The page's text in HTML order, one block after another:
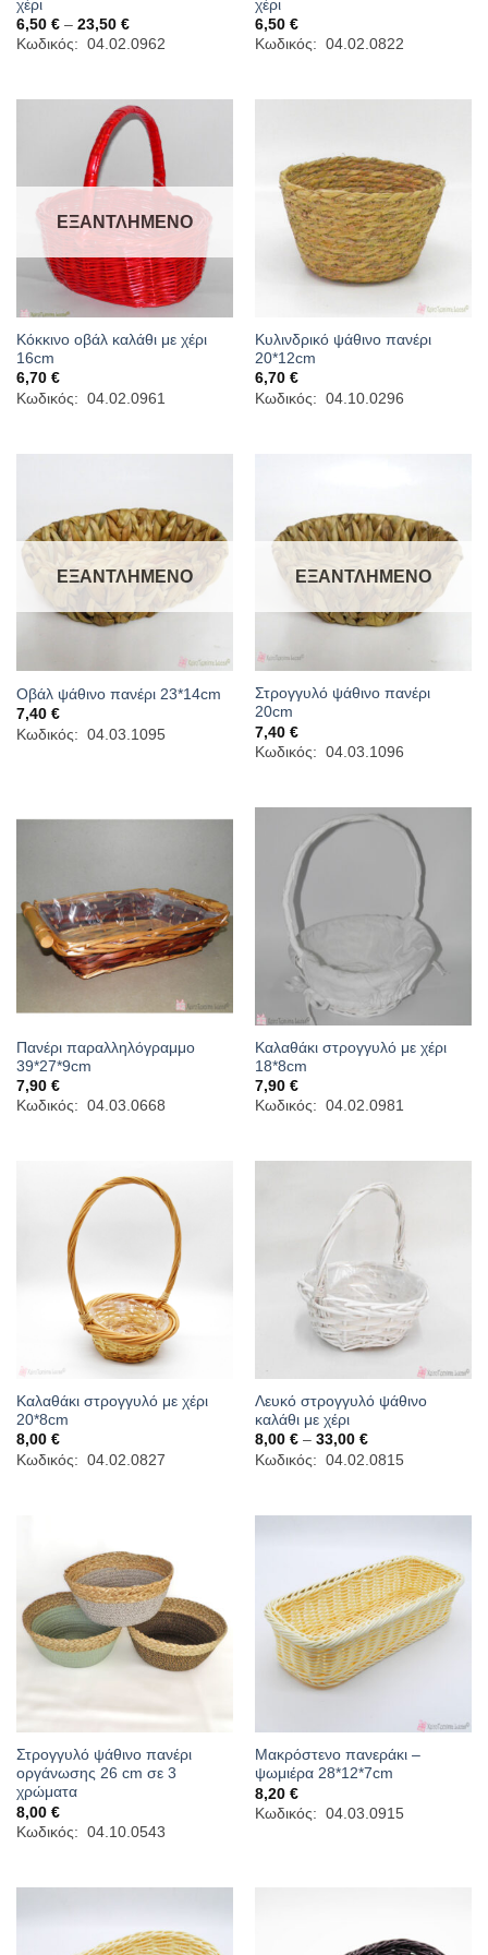
χέρι
6,50 € – 23,50 €Price
range:
6,50 €
Κωδικός: 04.02.0962
χέρι
6,50 €
Κωδικός: 04.02.0822
ΕΞΑΝΤΛΗΜΈΝΟ
Κόκκινο οβάλ καλάθι με χέρι
16cm
6,70 €
Κωδικός: 04.02.0961
Κυλινδρικό ψάθινο πανέρι
20*12cm
6,70 €
Κωδικός: 04.10.0296
ΕΞΑΝΤΛΗΜΈΝΟ
Οβάλ ψάθινο πανέρι 23*14cm
7,40 €
Κωδικός: 04.03.1095
ΕΞΑΝΤΛΗΜΈΝΟ
Στρογγυλό ψάθινο πανέρι
20cm
7,40 €
Κωδικός: 04.03.1096
Πανέρι παραλληλόγραμμο
39*27*9cm
7,90 €
Κωδικός: 04.03.0668
Καλαθάκι στρογγυλό με χέρι
18*8cm
7,90 €
Κωδικός: 04.02.0981
Καλαθάκι στρογγυλό με χέρι
20*8cm
8,00 €
Κωδικός: 04.02.0827
Λευκό στρογγυλό ψάθινο
καλάθι με χέρι
8,00 € – 33,00 €Price
range:
8,00 €
Κωδικός: 04.02.0815
Στρογγυλό ψάθινο πανέρι
οργάνωσης 26 cm σε 3
χρώματα
8,00 €
Κωδικός: 04.10.0543
Μακρόστενο πανεράκι –
ψωμιέρα 28*12*7cm
8,20 €
Κωδικός: 04.03.0915